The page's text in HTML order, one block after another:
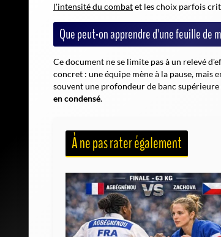
l'intensité du combatet les choix parfois
Que peut-on apprendre d'une feuille de
Ce document ne se limite pas à un relevé
concret : une équipe mène à la pause, mais
souvent une profondeur de banc
en condensé.
À ne pas rater également